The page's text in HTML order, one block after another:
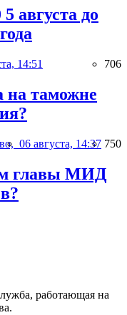
августа до
14:51 706
на таможне
06 августа, 14:37 750
главы МИД
работающая на